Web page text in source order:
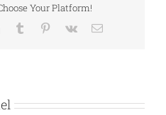
Your Platform!
Tumblr Pinterest
Vk
E-